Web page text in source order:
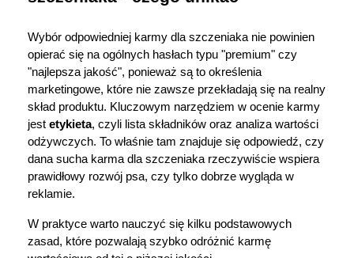
Wybór odpowiedniej karmy dla szczeniaka nie powinien
opierać się na ogólnych hasłach typu "premium" czy
"najlepsza jakość", ponieważ są to określenia
marketingowe, które nie zawsze przekładają się na realny
skład produktu. Kluczowym narzędziem w ocenie karmy
jest etykieta, czyli lista składników oraz analiza wartości
odżywczych. To właśnie tam znajduje się odpowiedź, czy
dana sucha karma dla szczeniaka rzeczywiście wspiera
prawidłowy rozwój psa, czy tylko dobrze wygląda w
reklamie.
W praktyce warto nauczyć się kilku podstawowych
zasad, które pozwalają szybko odróżnić karmę